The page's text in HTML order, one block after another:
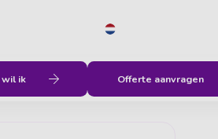
Geen verborgen kosten
wil ik Offerte aanvragen